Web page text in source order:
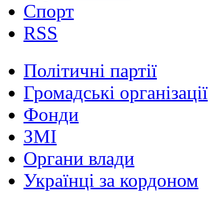
Спорт
RSS
Політичні партії
Громадські організації
Фонди
ЗМІ
Органи влади
Українці за кордоном